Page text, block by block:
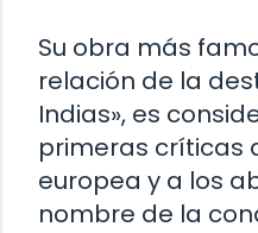
Su obra más
relación de la
Indias», es
primeras críticas
europea y a los
nombre de la